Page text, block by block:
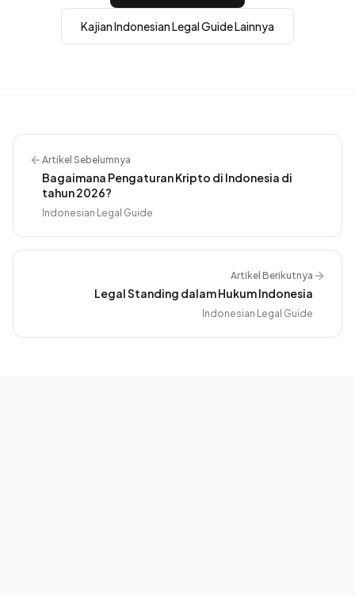
KajianIndonesian Legal GuideLainnya
Artikel Sebelumnya
Bagaimana Pengaturan Kripto di Indonesia di
tahun 2026?
Indonesian Legal Guide
Artikel Berikutnya
Legal Standing dalam Hukum Indonesia
Indonesian Legal Guide